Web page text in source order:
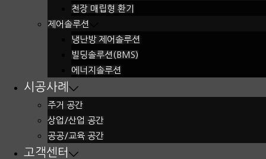
천장 매립형 환기
제어솔루션
냉난방 제어솔루션
빌딩솔루션(BMS)
에너지솔루션
시공사례
주거 공간
상업/산업 공간
공공/교육 공간
고객센터